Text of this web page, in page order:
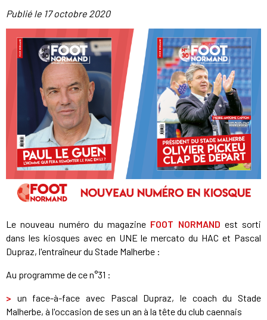
Publié le 17 octobre 2020
Le nouveau numéro du magazine FOOT NORMAND est sorti
dans les kiosques avec en UNE le mercato du HAC et Pascal
Dupraz, l'entraîneur du Stade Malherbe :
Au programme de ce n°31 :
> un face-à-face avec Pascal Dupraz, le coach du Stade
Malherbe, à l'occasion de ses un an à la tête du club caennais